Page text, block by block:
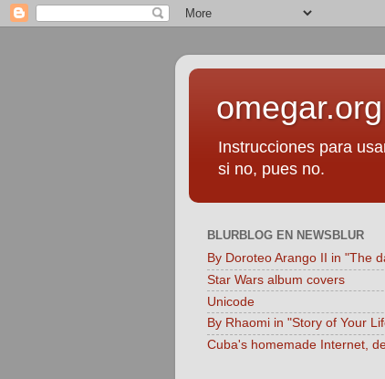
omegar.org
Instrucciones para
si no, pues no.
BLURBLOG EN NEWSBLUR
By Doroteo Arango II in "The
Star Wars album covers
Unicode
By Rhaomi in "Story of Your
Cuba's homemade Internet,